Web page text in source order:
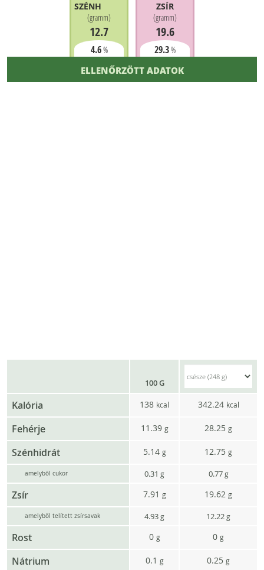
SZÉNHIDRÁT
(gramm)
12.7
4.6%
ZSÍR
(gramm)
19.6
29.3%
ELLENŐRZÖTT ADATOK
100 G
Kalória 138 kcal 342.24 kcal
Fehérje 11.39 g 28.25 g
Szénhidrát 5.14 g 12.75 g
amelyből cukor 0.31 g 0.77 g
Zsír 7.91 g 19.62 g
amelyből telített zsírsavak 4.93g 12.22g
Rost 0 g 0 g
Nátrium 0.1 g 0.25 g